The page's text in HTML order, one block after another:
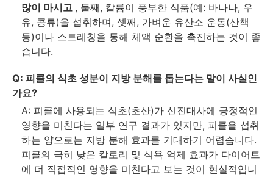
많이 마시고 , 둘째, 칼륨이 풍부한 식품(예: 바나나, 우
유, 콩류)을 섭취하며, 셋째, 가벼운 유산소 운동(산책
등)이나 스트레칭을 통해 체액 순환을 촉진하는 것이 좋
습니다.
Q: 피클의 식초 성분이 지방 분해를 돕는다는 말이 사실인
가요?
A: 피클에 사용되는 식초(초산)가 신진대사에 긍정적인
영향을 미친다는 일부 연구 결과가 있지만, 피클을 섭취
하는 양으로는 지방 분해 효과를 기대하기 어렵습니다.
피클의 극히 낮은 칼로리 및 식욕 억제 효과가 다이어트
에 더 직접적인 영향을 미친다고 보는 것이 현실적입니